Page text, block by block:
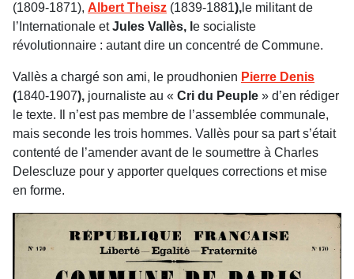
(1809-1871), Albert Theisz (1839-1881), le militant de
l’Internationale etJules Vallès, l e socialiste
révolutionnaire : autant dire un concentré de Commune.
Vallès a chargé son ami, le proudhonien Pierre Denis
(1840-1907), journaliste au « Cri du Peuple » d’en rédiger
le texte. Il n’est pas membre de l’assemblée communale,
mais seconde les trois hommes. Vallès pour sa part s’était
contenté de l’amender avant de le soumettre à Charles
Delescluze pour y apporter quelques corrections et mise
en forme.